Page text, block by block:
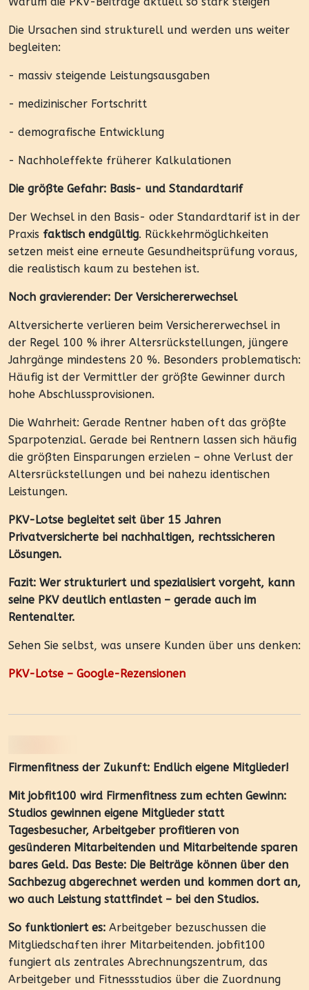
Die Ursachen sind strukturell und werden uns weiter
begleiten:
- massiv steigende Leistungsausgaben
- medizinischer Fortschritt
- demografische Entwicklung
- Nachholeffekte früherer Kalkulationen
Die größte Gefahr: Basis- und Standardtarif
Der Wechsel in den Basis- oder Standardtarif ist in der
Praxis faktisch endgültig. Rückkehrmöglichkeiten
setzen meist eine erneute Gesundheitsprüfung voraus,
die realistisch kaum zu bestehen ist.
Noch gravierender: Der Versichererwechsel
Altversicherte verlieren beim Versichererwechsel in
der Regel 100 % ihrer Altersrückstellungen, jüngere
Jahrgänge mindestens 20 %. Besonders problematisch:
Häufig ist der Vermittler der größte Gewinner durch
hohe Abschlussprovisionen.
Die Wahrheit: Gerade Rentner haben oft das größte
Sparpotenzial. Gerade bei Rentnern lassen sich häufig
die größten Einsparungen erzielen – ohne Verlust der
Altersrückstellungen und bei nahezu identischen
Leistungen.
PKV-Lotse begleitet seit über 15 Jahren
Privatversicherte bei nachhaltigen, rechtssicheren
Lösungen.
Fazit: Wer strukturiert und spezialisiert vorgeht, kann
seine PKV deutlich entlasten – gerade auch im
Rentenalter.
Sehen Sie selbst, was unsere Kunden über uns denken:
PKV-Lotse – Google-Rezensionen
Firmenfitness der Zukunft: Endlich eigene Mitglieder!
Mit jobfit100 wird Firmenfitness zum echten Gewinn:
Studios gewinnen eigene Mitglieder statt
Tagesbesucher, Arbeitgeber profitieren von
gesünderen Mitarbeitenden und Mitarbeitende sparen
bares Geld. Das Beste: Die Beiträge können über den
Sachbezug abgerechnet werden und kommen dort an,
wo auch Leistung stattfindet – bei den Studios.
So funktioniert es: Arbeitgeber bezuschussen die
Mitgliedschaften ihrer Mitarbeitenden. jobfit100
fungiert als zentrales Abrechnungszentrum, das
Arbeitgeber und Fitnessstudios über die Zuordnung